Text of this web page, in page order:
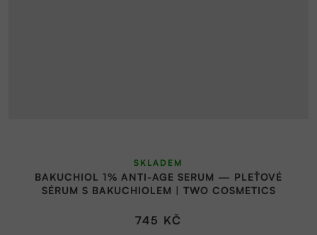
BAKUCHIOL 1% ANTI-AGE SERUM — PLEŤOVÉ
SÉRUM S BAKUCHIOLEM | TWO COSMETICS
SKLADEM
745 KČ